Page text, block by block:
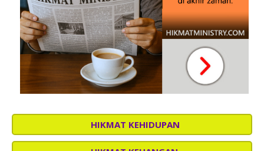
HIKMAT KEHIDUPAN